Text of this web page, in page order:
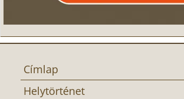
Címlap
Helytörténet